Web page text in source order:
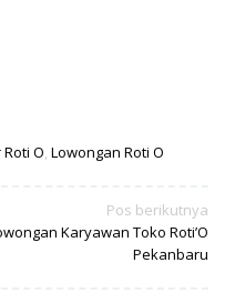
O, Lowongan Roti O
Pos berikutnya
Karyawan Toko Roti’O
Pekanbaru